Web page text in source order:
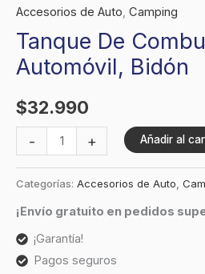
Accesorios de Auto, Camping
Tanque De
Automóvil, Bidón
$32.990
- + Añadir al
Categorías: Accesorios de Auto
¡Envío gratuito en pedidos
¡Garantía!
Pagos seguros